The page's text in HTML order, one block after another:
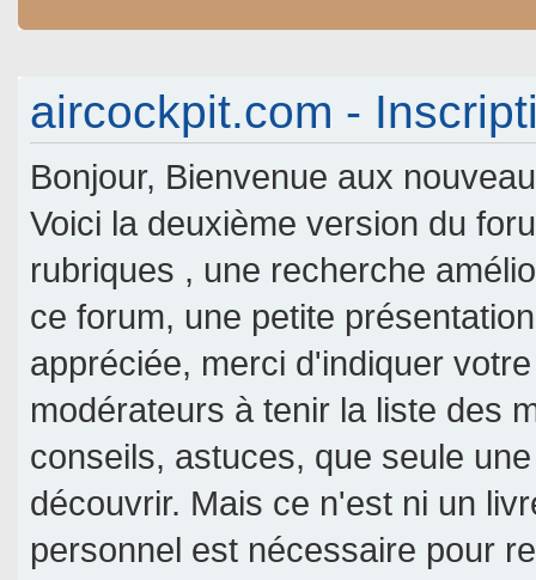
aircockpit.com -
Bonjour, Bienvenue aux
Voici la deuxième version du
rubriques , une recherche
ce forum, une petite
appréciée, merci d'indiquer
modérateurs à tenir la liste des
conseils, astuces, que seule
découvrir. Mais ce n'est ni un
personnel est nécessaire pour